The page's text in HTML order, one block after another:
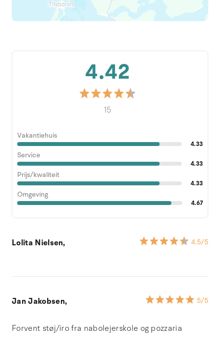
4.42
15
Vakantiehuis
4.33
Service
4.33
Prijs/kwaliteit
4.33
Omgeving
4.67
Lolita Nielsen, 4.5/5
Jan Jakobsen, 5/5
Forvent støj/iro fra nabolejerskole og pozzaria